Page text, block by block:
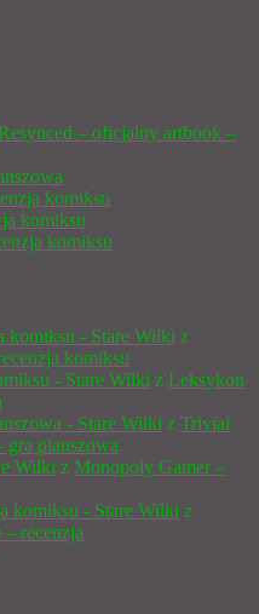
– oficjalny artbook –
komiksu
komiksu
komiksu
komiksu - Stare Wilki z
komiksu
- Stare Wilki z Leksykon
- Stare Wilki z Trivial
planszowa
Wilki z Monopoly Gamer –
komiksu - Stare Wilki z
recenzja